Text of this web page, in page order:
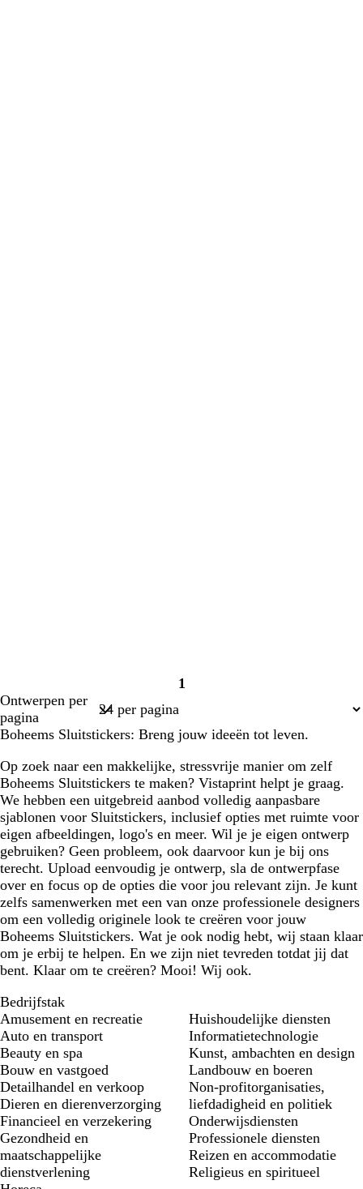
Pagina
1
Ontwerpen per
pagina
Boheems Sluitstickers: Breng jouw ideeën tot leven.
Op zoek naar een makkelijke, stressvrije manier om zelf
Boheems Sluitstickers te maken? Vistaprint helpt je graag.
We hebben een uitgebreid aanbod volledig aanpasbare
sjablonen voor Sluitstickers, inclusief opties met ruimte voor
eigen afbeeldingen, logo's en meer. Wil je je eigen ontwerp
gebruiken? Geen probleem, ook daarvoor kun je bij ons
terecht. Upload eenvoudig je ontwerp, sla de ontwerpfase
over en focus op de opties die voor jou relevant zijn. Je kunt
zelfs samenwerken met een van onze professionele designers
om een volledig originele look te creëren voor jouw
Boheems Sluitstickers. Wat je ook nodig hebt, wij staan klaar
om je erbij te helpen. En we zijn niet tevreden totdat jij dat
bent. Klaar om te creëren? Mooi! Wij ook.
Bedrijfstak
Amusement en recreatie
Auto en transport
Beauty en spa
Bouw en vastgoed
Detailhandel en verkoop
Dieren en dierenverzorging
Financieel en verzekering
Gezondheid en
maatschappelijke
dienstverlening
Huishoudelijke diensten
Informatietechnologie
Kunst, ambachten en design
Landbouw en boeren
Non-profitorganisaties,
liefdadigheid en politiek
Onderwijsdiensten
Professionele diensten
Reizen en accommodatie
Religieus en spiritueel